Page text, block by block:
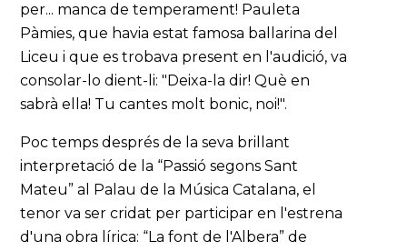
per... manca de temperament! Pauleta
Pàmies, que havia estat famosa ballarina del
Liceu i que es trobava present en l'audició, va
consolar-lo dient-li: "Deixa-la dir! Què en
sabrà ella! Tu cantes molt bonic, noi!".
Poc temps després de la seva brillant
interpretació de la “Passió segons Sant
Mateu” al Palau de la Música Catalana, el
tenor va ser cridat per participar en l'estrena
d'una obra lírica: “La font de l'Albera” de